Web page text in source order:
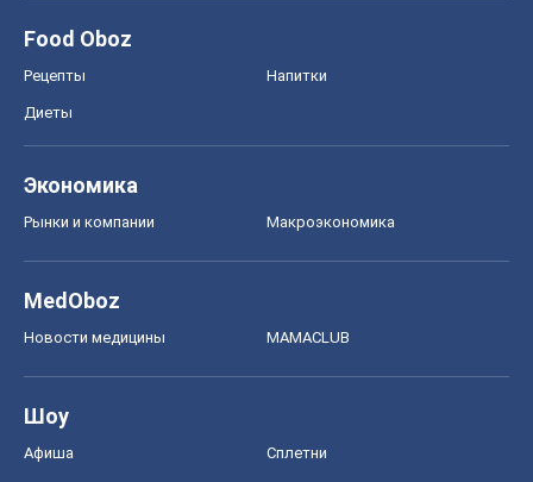
Food Oboz
Рецепты Напитки
Диеты
Экономика
Рынки и компании Mакроэкономика
MedOboz
Новости медицины MAMACLUB
Шоу
Афиша Сплетни